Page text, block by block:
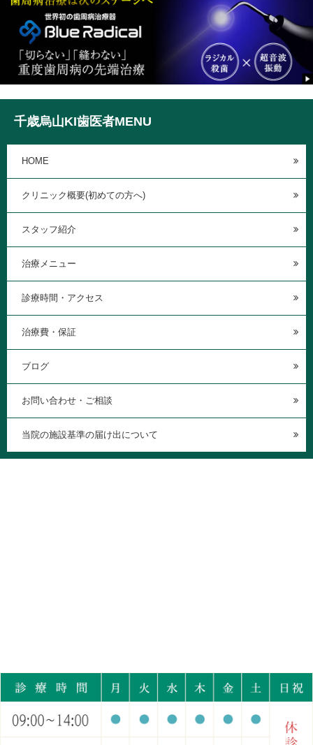
千歳烏山KI歯医者MENU
HOME
クリニック概要(初めての方へ)
スタッフ紹介
治療メニュー
診療時間・アクセス
治療費・保証
ブログ
お問い合わせ・ご相談
当院の施設基準の届け出について